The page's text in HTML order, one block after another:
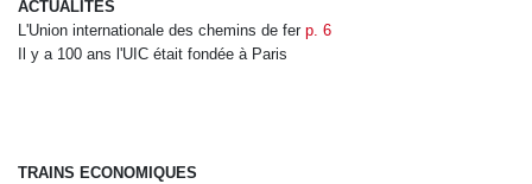
ACTUALITÉS
L'Union internationale des chemins de fer p. 6
Il y a 100 ans l'UIC était fondée à Paris
TRAINS ECONOMIQUES